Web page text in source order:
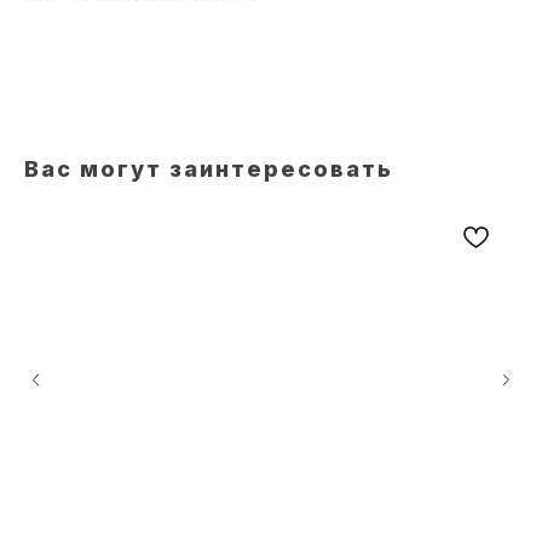
Вас могут заинтересовать